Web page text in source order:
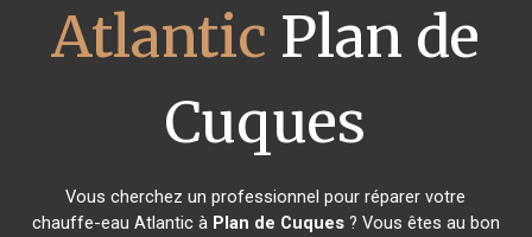
Atlantic Plan de
Cuques
Vous cherchez un professionnel pour réparer votre
chauffe-eau Atlantic à Plan de Cuques? Vous êtes au bon